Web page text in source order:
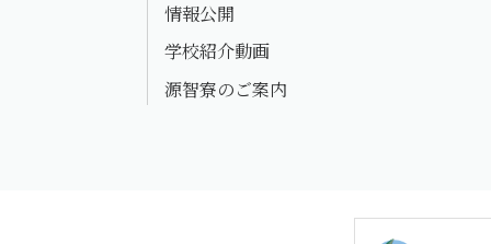
情報公開
学校紹介動画
源智寮のご案内